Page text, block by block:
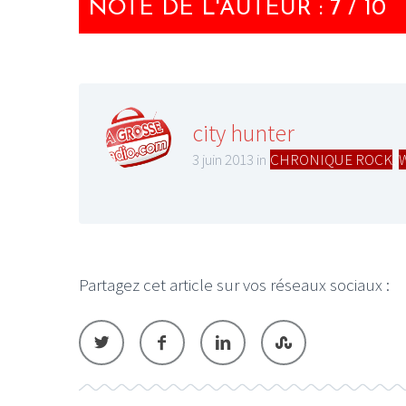
NOTE DE L'AUTEUR : 7 / 10
city hunter
3 juin 2013 in CHRONIQUE ROCK
Partagez cet article sur vos réseaux sociaux :